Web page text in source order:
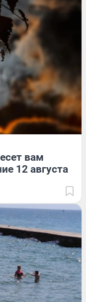
вам
12 августа